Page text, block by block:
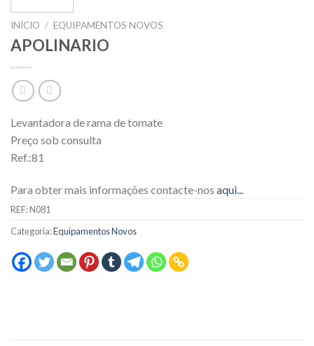
INÍCIO / EQUIPAMENTOS NOVOS
APOLINARIO
Levantadora de rama de tomate
Preço sob consulta
Ref.:81
Para obter mais informações contacte-nos aqui...
REF:N081
Categoria:Equipamentos Novos